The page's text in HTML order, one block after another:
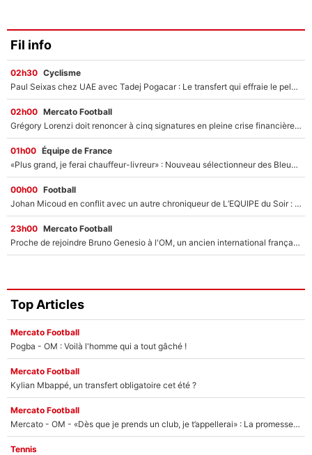
Fil info
02h30 Cyclisme
Paul Seixas chez UAE avec Tadej Pogacar : Le transfert qui effraie le peloton, «c’est la pire des choses qui puisse arriver»
02h00 Mercato Football
Grégory Lorenzi doit renoncer à cinq signatures en pleine crise financière : L’IA propose sept noms à l’OM pour un mercato réussi... à seulement 5M€ !
01h00 Équipe de France
«Plus grand, je ferai chauffeur-livreur» : Nouveau sélectionneur des Bleus, Zinédine Zidane s’était imaginé un avenir très différent lorsqu'il était enfant
00h00 Football
Johan Micoud en conflit avec un autre chroniqueur de L’EQUIPE du Soir : «Pendant un moment, je ne les ai pas remis ensemble dans l'émission»
23h00 Mercato Football
Proche de rejoindre Bruno Genesio à l'OM, un ancien international français va finalement débarquer... sur RMC !
Top Articles
Mercato Football
Pogba - OM : Voilà l'homme qui a tout gâché !
Mercato Football
Kylian Mbappé, un transfert obligatoire cet été ?
Mercato Football
Mercato - OM - «Dès que je prends un club, je t’appellerai» : La promesse de Marcelino au moment de claquer la porte
Tennis